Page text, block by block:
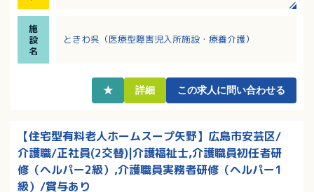
く保育士の資格をお持ちの方も歓迎！
・医師、看護師、リハビリ職が密接に連携して利用者
と高水準！
施
設
名
ときわ呉（医療型障害児入所施設・療養介護）
★ 詳細 この求人に問い合わせる
【住宅型有料老人ホームスープ矢野】広島市安芸区/
介護職/正社員(2交替)|介護福祉士,介護職員初任者研
修（ヘルパー2級）,介護職員実務者研修（ヘルパー1
級）/賞与あり